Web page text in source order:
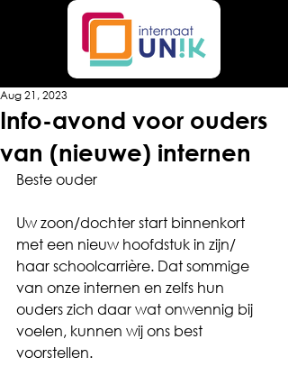
Info-avond voor ouders
van (nieuwe) internen
Aug 21, 2023
Beste ouder
Uw zoon/dochter start binnenkort
met een nieuw hoofdstuk in zijn/
haar schoolcarrière. Dat sommige
van onze internen en zelfs hun
ouders zich daar wat onwennig bij
voelen, kunnen wij ons best
voorstellen.